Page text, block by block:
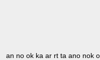
an no ok ka ar rt ta ano nok